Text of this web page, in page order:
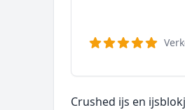
Crushed ijs en